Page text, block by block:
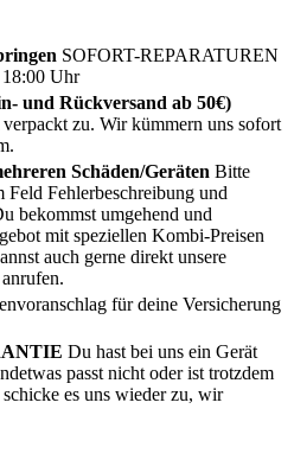
SOFORT-REPARATUREN
Uhr
und Rückversand ab 50€)
zu. Wir kümmern uns sofort
Schäden/Geräten Bitte
Fehlerbeschreibung und
bekommst umgehend und
mit speziellen Kombi-Preisen
auch gerne direkt unsere
für deine Versicherung
Du hast bei uns ein Gerät
passt nicht oder ist trotzdem
es uns wieder zu, wir